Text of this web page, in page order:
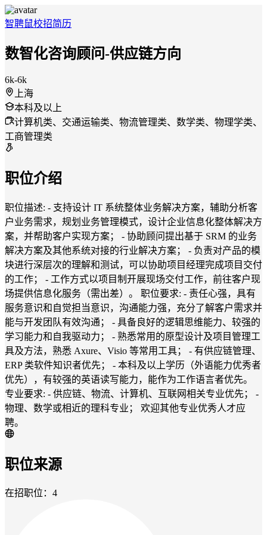
智聘鼠校招简历
数智化咨询顾问-供应链方向
6k-6k
上海
本科及以上
计算机类、交通运输类、物流管理类、数学类、物理学类、
工商管理类
职位介绍
职位描述: - 支持设计 IT 系统整体业务解决方案，辅助分析客
户业务需求，规划业务管理模式，设计企业信息化整体解决方
案，并帮助客户实现方案； - 协助顾问提出基于 SRM 的业务
解决方案及其他系统对接的行业解决方案； - 负责对产品的模
块进行深层次的理解和测试，可以协助项目经理完成项目交付
的工作； - 工作方式以项目制开展现场交付工作，前往客户现
场提供信息化服务（需出差）。 职位要求: - 责任心强，具有
服务意识和自觉担当意识，沟通能力强，充分了解客户需求并
能与开发团队有效沟通； - 具备良好的逻辑思维能力、较强的
学习能力和自我驱动力； - 熟悉常用的原型设计及项目管理工
具及方法，熟悉 Axure、Visio 等常用工具； - 有供应链管理、
ERP 类软件知识者优先； - 本科及以上学历（外语能力优秀者
优先），有较强的英语读写能力，能作为工作语言者优先。
专业要求: - 供应链、物流、计算机、互联网相关专业优先； -
物理、数学或相近的理科专业； 欢迎其他专业优秀人才应
聘。
职位来源
在招职位：4